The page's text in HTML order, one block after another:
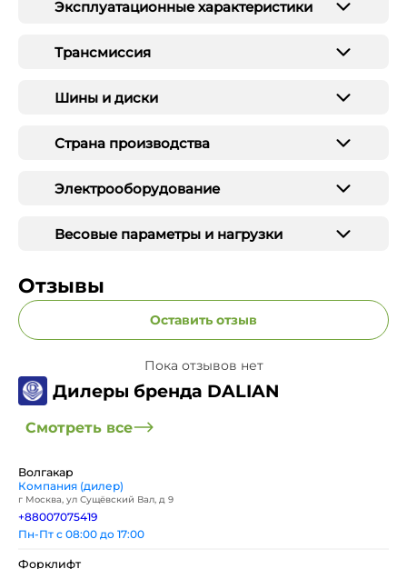
Эксплуатационные характеристики
Трансмиссия
Шины и диски
Страна производства
Электрооборудование
Весовые параметры и нагрузки
Отзывы
Оставить отзыв
Пока отзывов нет
Дилеры бренда DALIAN
Смотреть все
Волгакар
Компания (дилер)
г Москва, ул Сущёвский Вал, д 9
+88007075419
Пн-Пт с 08:00 до 17:00
Форклифт